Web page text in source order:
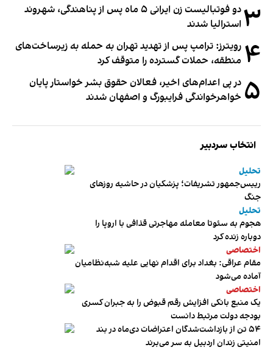
۳
دو فوتبالیست زن ایرانی ۵ ماه پس از پناهندگی، شهروند
استرالیا شدند
۴ رویترز: ترامپ پس از تهدید تهران به حمله به زیرساخت‌های
منطقه، حملات گسترده را متوقف کرد
۵ در پی اعدام‌های اخیر، فعالان حقوق بشر خواستار پایان
خواهرخواندگی فرایبورگ و اصفهان شدند
انتخاب سردبیر
تحلیل
رییس‌جمهور تشریفات؛ پزشکیان در حاشیه روزهای
جنگ
تحلیل
هجوم به سئوتا معامله مهاجرتی قذافی با اروپا را
دوباره زنده کرد
اختصاصی
مقام عراقی: بغداد برای اقدام نهایی علیه شبه‌نظامیان
آماده می‌شود
اختصاصی
یک منبع بانکی افزایش رقم قبوض را به جبران کسری
بودجه دولت مرتبط دانست
۵۴ تن از بازداشت‌شدگان اعتراضات دی‌ماه در بند
امنیتی زندان اردبیل به سر می‌برند